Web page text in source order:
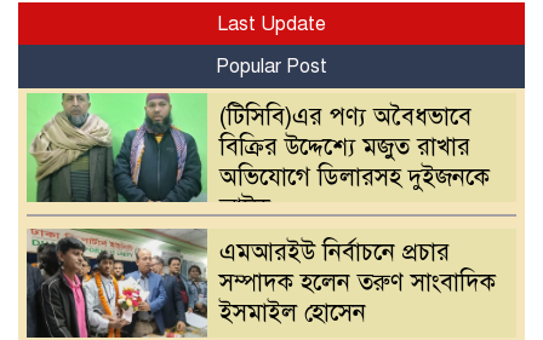
Last Update
Popular Post
(টিসিবি)এর পণ্য অবৈধভাবে
বিক্রির উদ্দেশ্যে মজুত রাখার
অভিযোগে ডিলারসহ দুইজনকে
আটক
এমআরইউ নির্বাচনে প্রচার
সম্পাদক হলেন তরুণ সাংবাদিক
ইসমাইল হোসেন